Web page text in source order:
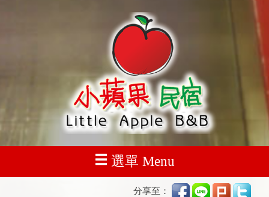
選單 Menu
分享至：